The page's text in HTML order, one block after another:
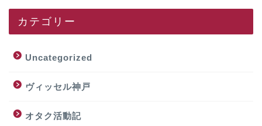
カテゴリー
Uncategorized
ヴィッセル神戸
オタク活動記